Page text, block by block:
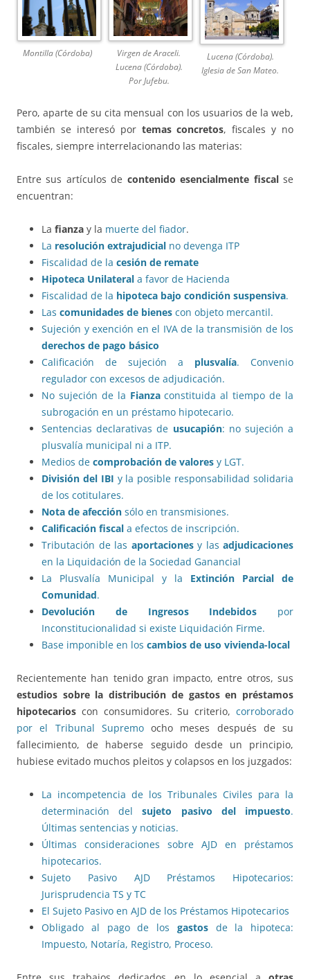
Montilla (Córdoba)
Virgen de Araceli.
Lucena (Córdoba).
Por Jufebu.
Lucena (Córdoba).
Iglesia de San Mateo.
Pero, aparte de su cita mensual con los usuarios de la web,
también se interesó por temas concretos, fiscales y no
fiscales, siempre interrelacionando las materias:
Entre sus artículos de contenido esencialmente fiscalse
encuentran:
La fianza y la muerte del fiador.
La resolución extrajudicial no devenga ITP
Fiscalidad de la cesión de remate
Hipoteca Unilateral a favor de Hacienda
Fiscalidad de la hipoteca bajo condición suspensiva.
Las comunidades de bienes con objeto mercantil.
Sujeción y exención en el IVA de la transmisiön de los
derechos de pago básico
Calificación de sujeción a plusvalía. Convenio
regulador con excesos de adjudicación.
No sujeción de la Fianzaconstituida al tiempo de la
subrogación en un préstamo hipotecario.
Sentencias declarativas de usucapión: no sujeción a
plusvalía municipal ni a ITP.
Medios de comprobación de valores y LGT.
División del IBI y la posible responsabilidad solidaria
de los cotitulares.
Nota de afección sólo en transmisiones.
Calificación fiscal a efectos de inscripción.
Tributación de las aportacionesy las adjudicaciones
en la Liquidación de la Sociedad Ganancial
La Plusvalía Municipal y la Extinción Parcial de
Comunidad.
Devolución de Ingresos Indebidos por
Inconstitucionalidad si existe Liquidación Firme.
Base imponible en los cambios de uso vivienda-local
Recientemente han tenido gran impacto, entre otros, sus
estudios sobre la distribución de gastos en préstamos
hipotecarios con consumidores. Su criterio, corroborado
por el Tribunal Supremoocho meses después de su
fallecimiento, de haberse seguido desde un principio,
hubiese evitado muchos pleitos y colapsos en los juzgados:
La incompetencia de los Tribunales Civiles para la
determinación delsujeto pasivo del impuesto.
Últimas sentencias y noticias.
Últimas consideraciones sobre AJD en préstamos
hipotecarios.
Sujeto Pasivo AJD Préstamos Hipotecarios:
Jurisprudencia TS y TC
El Sujeto Pasivo en AJD de los Préstamos Hipotecarios
Obligado al pago de los gastosde la hipoteca:
Impuesto, Notaría, Registro, Proceso.